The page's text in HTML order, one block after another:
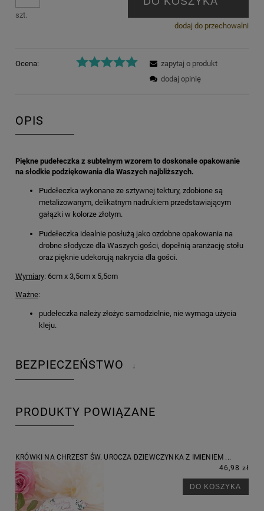
szt.
dodaj do przechowalni
Ocena:
zapytaj o produkt
dodaj opinię
OPIS
Piękne pudełeczka z subtelnym wzorem to doskonałe opakowanie
na słodkie podziękowania dla Waszych najbliższych.
Pudełeczka wykonane ze sztywnej tektury, zdobione są
metalizowanym, delikatnym nadrukiem przedstawiającym
gałązki w kolorze złotym.
Pudełeczka idealnie posłużą jako ozdobne opakowania na
drobne słodycze dla Waszych gości, dopełnią aranżację stołu
oraz pięknie udekorują nakrycia dla gości.
Wymiary: 6cm x 3,5cm x 5,5cm
Ważne:
pudełeczka należy złożyc samodzielnie, nie wymaga użycia
kleju.
BEZPIECZEŃSTWO ↓
PRODUKTY POWIĄZANE
KRÓWKI NA CHRZEST ŚW. UROCZA DZIEWCZYNKA Z IMIENIEM ...
46,98 zł
DO KOSZYKA